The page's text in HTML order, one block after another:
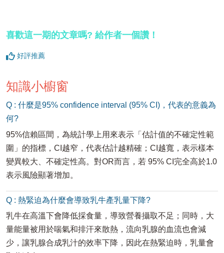
喜歡這一期的文章嗎? 給作者一個讚！
好評推薦
知識小櫥窗
Q : 什麼是95% confidence interval (95% CI)，代表的意義為
何?
95%信賴區間，為統計學上用來表示「估計值的不確定性範
圍」的指標，CI越窄，代表估計越精確；CI越寬，表示樣本
變異較大、不確定性高。對OR而言，若 95% CI完全高於1.0
表示風險顯著增加。
Q : 熱緊迫為什麼會導致乳牛產乳量下降?
乳牛在高溫下會降低採食量，導致營養攝取不足；同時，大
量能量被用於喘氣和排汗來散熱，流向乳腺的血流也會減
少，讓乳腺合成乳汁的效率下降，因此在熱緊迫時，乳量會